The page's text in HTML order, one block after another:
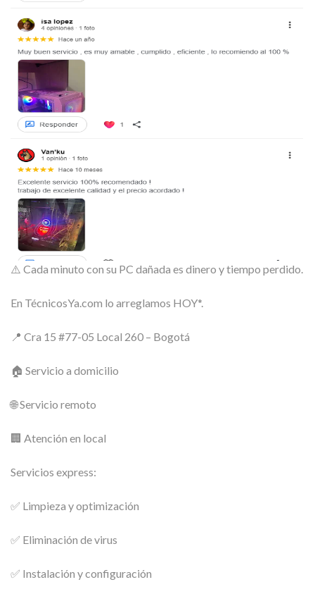
⚠️ Cada minuto con su PC dañada es dinero y tiempo perdido.
En TécnicosYa.com lo arreglamos HOY*.
📍 Cra 15 #77-05 Local 260 – Bogotá
🏠 Servicio a domicilio
🌐 Servicio remoto
🏢 Atención en local
Servicios express:
✅ Limpieza y optimización
✅ Eliminación de virus
✅ Instalación y configuración